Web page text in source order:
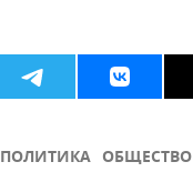
ПОЛИТИКА ОБЩЕСТВО